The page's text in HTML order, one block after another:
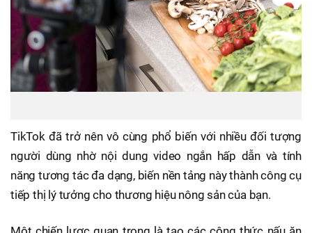
TikTok đã trở nên vô cùng phổ biến với nhiều đối tượng
người dùng nhờ nội dung video ngắn hấp dẫn và tính
năng tương tác đa dạng, biến nền tảng này thành công cụ
tiếp thị lý tưởng cho thương hiệu nông sản của bạn.